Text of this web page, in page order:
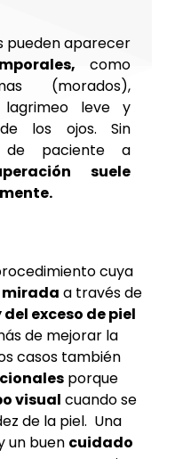
pueden aparecer
como
(morados),
lagrimeo leve y
los ojos. Sin
de paciente a
suele
cuya
mirada a través de
exceso de piel
de mejorar la
casos también
porque
visual cuando se
de la piel. Una
un buen cuidado